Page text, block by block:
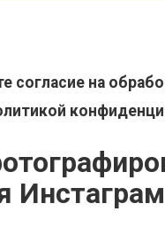
согласие на
Инстаграм